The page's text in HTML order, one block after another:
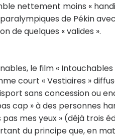
nettement moins «
de Pékin
de quelques « valides ».
le film «
court « Vestiaires »
sans concession ou
cap » à des personnes
mes yeux » (déjà trois
du principe que, en